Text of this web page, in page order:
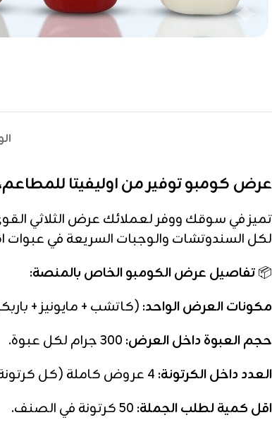
عرض كومبو توفير من اوليفيتا
تميز في سوقك ووفر لعملائك عرض الثلاثي
لكل السندوتشات والوجبات السريعة في عبوات
📦تفاصيل عرض الكومبو الخاص بالمنصة:
مكونات العرض الواحد: (كاتشب + مايونيز +
حجم العبوة داخل العرض:
العدد داخل الكرتونة:
اقل كمية لطلب الجملة: